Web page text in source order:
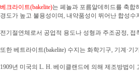
베크라이트(bakelite)는 페놀과 포름알데히드를 축합
경도가 높고 불용성이며, 내약품성이 뛰어난 합성
전기절연체로서 공업적 용도나 성형과 주조공정,
또한 베트라이트(bakelite) 수지는 화학기구, 기계·
1909년 미국의 L. H. 베이클랜드에 의해 제조방법